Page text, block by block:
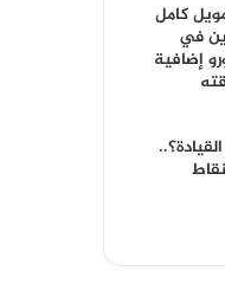
كامل
في
يورو إضافية